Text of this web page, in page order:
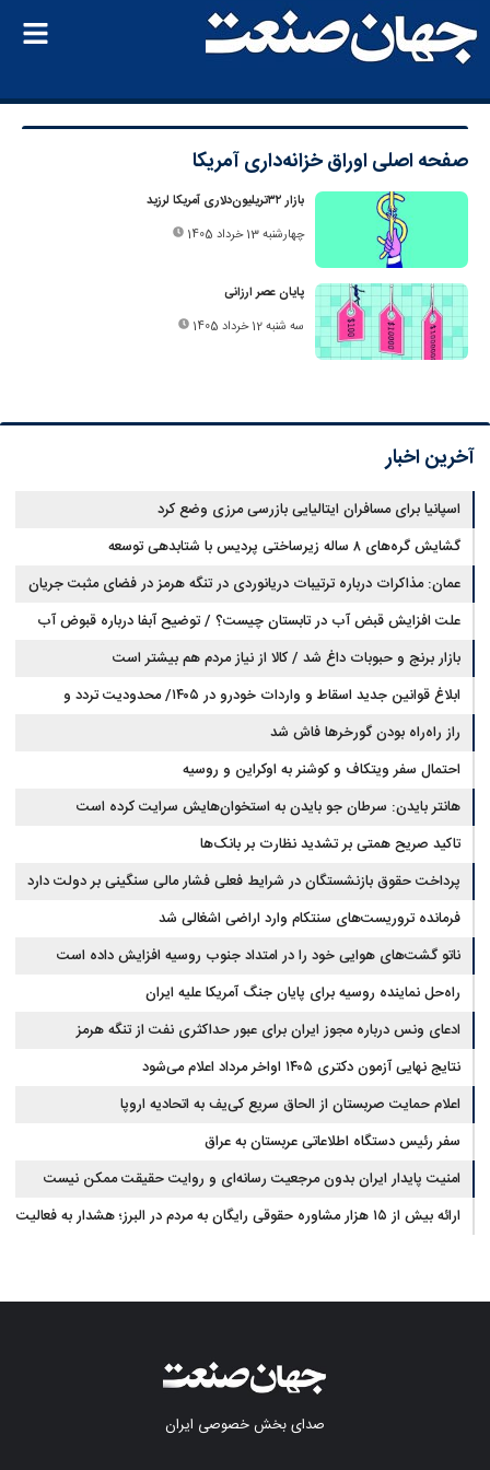
صفحه اصلیاوراق خزانه‌داری آمریکا
بازار ۳۲‌تریلیون‌دلاری آمریکا لرزید
چهارشنبه 13 خرداد 1405
پایان عصر ارزانی
سه شنبه 12 خرداد 1405
آخرین اخبار
اسپانیا برای مسافران ایتالیایی بازرسی مرزی وضع کرد
گشایش گره‌های ۸ ساله زیرساختی پردیس با شتابدهی توسعه
عمان: مذاکرات درباره ترتیبات دریانوردی در تنگه هرمز در فضای مثبت جریان
دارد
علت افزایش قبض آب در تابستان چیست؟ / توضیح آبفا درباره قبوض آب
بازار برنج و حبوبات داغ شد / کالا از نیاز مردم هم بیشتر است
ابلاغ قوانین جدید اسقاط و واردات خودرو در ۱۴۰۵/ محدودیت تردد و
سوخت‌رسانی به فرسوده‌ها
راز راه‌راه بودن گورخرها فاش شد
احتمال سفر ویتکاف و کوشنر به اوکراین و روسیه
هانتر بایدن: سرطان جو بایدن به استخوان‌هایش سرایت کرده است
تاکید صریح همتی بر تشدید نظارت بر بانک‌ها
پرداخت حقوق بازنشستگان در شرایط فعلی فشار مالی سنگینی بر دولت دارد
فرمانده تروریست‌های سنتکام وارد اراضی اشغالی شد
ناتو گشت‌های هوایی خود را در امتداد جنوب روسیه افزایش داده است
راه‌حل نماینده روسیه برای پایان جنگ آمریکا علیه ایران
ادعای ونس درباره مجوز ایران برای عبور حداکثری نفت از تنگه هرمز
نتایج نهایی آزمون دکتری ۱۴۰۵ اواخر مرداد اعلام می‌شود
اعلام حمایت صربستان از الحاق سریع کی‌یف به اتحادیه اروپا
سفر رئیس دستگاه اطلاعاتی عربستان به عراق
امنیت پایدار ایران بدون مرجعیت رسانه‌ای و روایت حقیقت ممکن نیست
ارائه بیش از ۱۵ هزار مشاوره حقوقی رایگان به مردم در البرز؛ هشدار به فعالیت
صدای بخش خصوصی ایران